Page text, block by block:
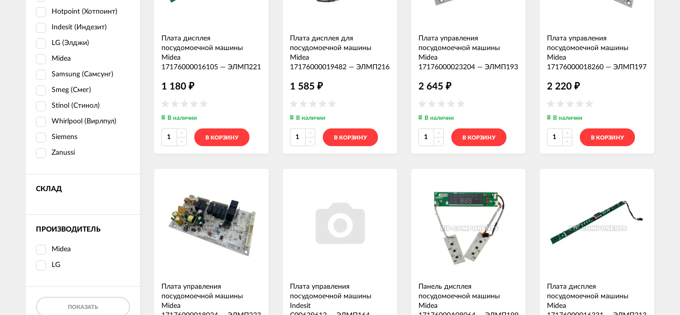
Hotpoint (Хотпоинт)
Indesit (Индезит)
LG (Элджи)
Midea
Samsung (Самсунг)
Smeg (Смег)
Stinol (Стинол)
Whirlpool (Вирлпул)
Siemens
Zanussi
СКЛАД
ПРОИЗВОДИТЕЛЬ
Midea
LG
ПОКАЗАТЬ
Плата дисплея
посудомоечной машины
Midea
17176000016105 — ЭЛМП221
1 180 ₽
В наличии
В КОРЗИНУ
Плата дисплея для
посудомоечной машины
Midea
17176000019482 — ЭЛМП216
1 585 ₽
В наличии
В КОРЗИНУ
Плата управления
посудомоечной машины
Midea
17176000023204 — ЭЛМП193
2 645 ₽
В наличии
В КОРЗИНУ
Плата управления
посудомоечной машины
Midea
17176000018260 — ЭЛМП197
2 220 ₽
В наличии
В КОРЗИНУ
Плата управления
посудомоечной машины
Midea
Плата управления
посудомоечной машины
Indesit
Панель дисплея
посудомоечной машины
Midea
Плата дисплея
посудомоечной машины
Midea